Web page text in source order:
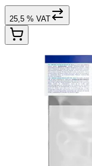
25,5 % VAT